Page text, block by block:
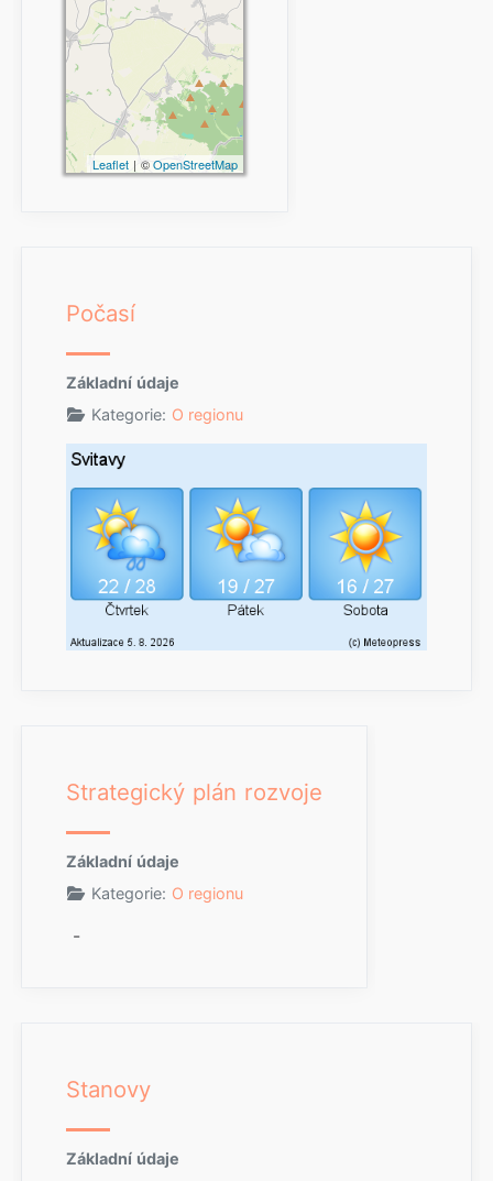
Leaflet | ©OpenStreetMap
Počasí
Základní údaje
Kategorie: O regionu
Strategický plán rozvoje
Základní údaje
Kategorie: O regionu
-
Stanovy
Základní údaje